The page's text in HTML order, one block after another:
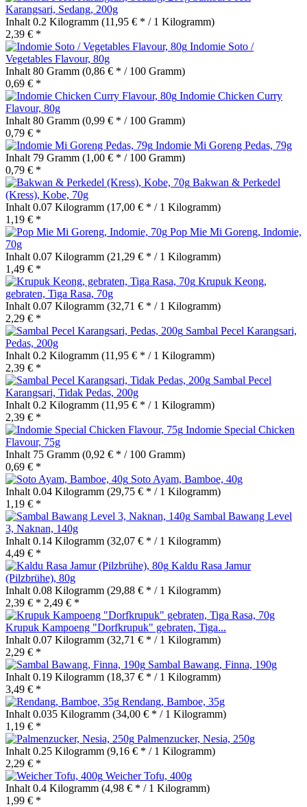
Karangsari, Sedang, 200g
Inhalt 0.2 Kilogramm (11,95 € * / 1 Kilogramm)
2,39 € *
Indomie Soto /
Vegetables Flavour, 80g
Inhalt 80 Gramm (0,86 € * / 100 Gramm)
0,69 € *
Indomie Chicken Curry
Flavour, 80g
Inhalt 80 Gramm (0,99 € * / 100 Gramm)
0,79 € *
Indomie Mi Goreng Pedas, 79g
Inhalt 79 Gramm (1,00 € * / 100 Gramm)
0,79 € *
Bakwan & Perkedel
(Kress), Kobe, 70g
Inhalt 0.07 Kilogramm (17,00 € * / 1 Kilogramm)
1,19 € *
Pop Mie Mi Goreng, Indomie,
70g
Inhalt 0.07 Kilogramm (21,29 € * / 1 Kilogramm)
1,49 € *
Krupuk Keong,
gebraten, Tiga Rasa, 70g
Inhalt 0.07 Kilogramm (32,71 € * / 1 Kilogramm)
2,29 € *
Sambal Pecel Karangsari,
Pedas, 200g
Inhalt 0.2 Kilogramm (11,95 € * / 1 Kilogramm)
2,39 € *
Sambal Pecel
Karangsari, Tidak Pedas, 200g
Inhalt 0.2 Kilogramm (11,95 € * / 1 Kilogramm)
2,39 € *
Indomie Special Chicken
Flavour, 75g
Inhalt 75 Gramm (0,92 € * / 100 Gramm)
0,69 € *
Soto Ayam, Bamboe, 40g
Inhalt 0.04 Kilogramm (29,75 € * / 1 Kilogramm)
1,19 € *
Sambal Bawang Level
3, Naknan, 140g
Inhalt 0.14 Kilogramm (32,07 € * / 1 Kilogramm)
4,49 € *
Kaldu Rasa Jamur
(Pilzbrühe), 80g
Inhalt 0.08 Kilogramm (29,88 € * / 1 Kilogramm)
2,39 € * 2,49 € *
Krupuk Kampoeng "Dorfkrupuk" gebraten, Tiga...
Inhalt 0.07 Kilogramm (32,71 € * / 1 Kilogramm)
2,29 € *
Sambal Bawang, Finna, 190g
Inhalt 0.19 Kilogramm (18,37 € * / 1 Kilogramm)
3,49 € *
Rendang, Bamboe, 35g
Inhalt 0.035 Kilogramm (34,00 € * / 1 Kilogramm)
1,19 € *
Palmenzucker, Nesia, 250g
Inhalt 0.25 Kilogramm (9,16 € * / 1 Kilogramm)
2,29 € *
Weicher Tofu, 400g
Inhalt 0.4 Kilogramm (4,98 € * / 1 Kilogramm)
1,99 € *